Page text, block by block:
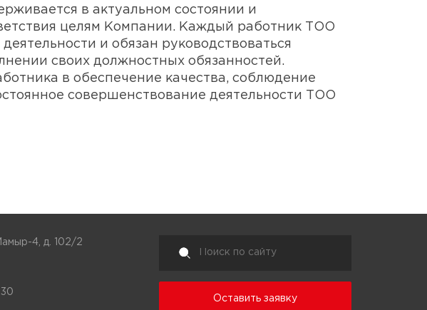
в актуальном состоянии и
целям Компании. Каждый работник ТОО
и обязан руководствоваться
своих должностных обязанностей.
в обеспечение качества, соблюдение
совершенствование деятельности ТОО
4, д. 102/2
Оставить заявку